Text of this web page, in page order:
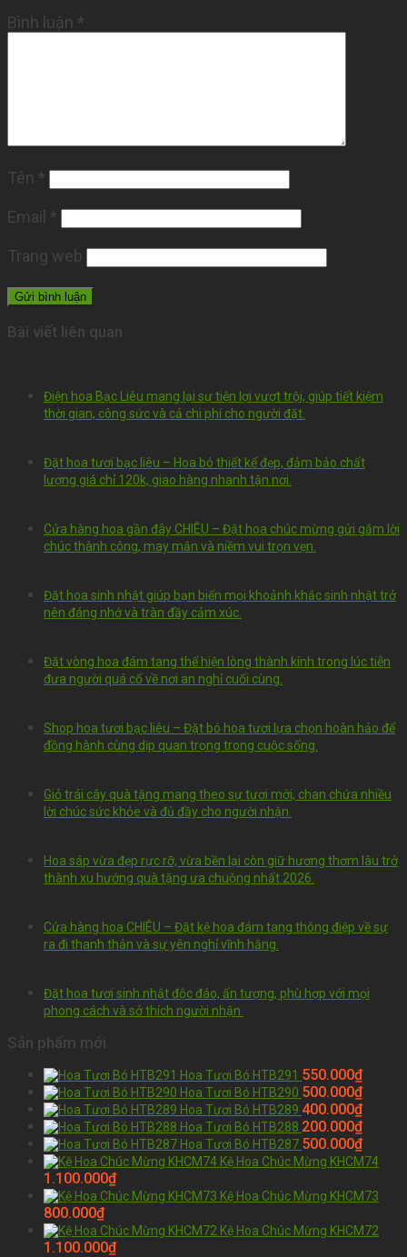
Bình luận *
Tên *
Email *
Trang web
Bài viết liên quan
Điện hoa Bạc Liêu mang lại sự tiện lợi vượt trội, giúp tiết kiệm
thời gian, công sức và cả chi phí cho người đặt.
Đặt hoa tươi bạc liêu – Hoa bó thiết kế đẹp, đảm bảo chất
lượng giá chỉ 120k, giao hàng nhanh tận nơi.
Cửa hàng hoa gần đây CHIÊU – Đặt hoa chúc mừng gửi gắm lời
chúc thành công, may mắn và niềm vui trọn vẹn.
Đặt hoa sinh nhật giúp bạn biến mọi khoảnh khắc sinh nhật trở
nên đáng nhớ và tràn đầy cảm xúc.
Đặt vòng hoa đám tang thể hiện lòng thành kính trong lúc tiễn
đưa người quá cố về nơi an nghỉ cuối cùng.
Shop hoa tươi bạc liêu – Đặt bó hoa tươi lựa chọn hoàn hảo để
đồng hành cùng dịp quan trọng trong cuộc sống.
Giỏ trái cây quà tặng mang theo sự tươi mới, chan chứa nhiều
lời chúc sức khỏe và đủ đầy cho người nhận.
Hoa sáp vừa đẹp rực rỡ, vừa bền lại còn giữ hương thơm lâu trở
thành xu hướng quà tặng ưa chuộng nhất 2026.
Cửa hàng hoa CHIÊU – Đặt kệ hoa đám tang thông điệp về sự
ra đi thanh thản và sự yên nghỉ vĩnh hằng.
Đặt hoa tươi sinh nhật độc đáo, ấn tượng, phù hợp với mọi
phong cách và sở thích người nhận.
Sản phẩm mới
Hoa Tươi Bó HTB291 550.000₫
Hoa Tươi Bó HTB290 500.000₫
Hoa Tươi Bó HTB289 400.000₫
Hoa Tươi Bó HTB288 200.000₫
Hoa Tươi Bó HTB287 500.000₫
Kệ Hoa Chúc Mừng KHCM74
1.100.000₫
Kệ Hoa Chúc Mừng KHCM73
800.000₫
Kệ Hoa Chúc Mừng KHCM72
1.100.000₫